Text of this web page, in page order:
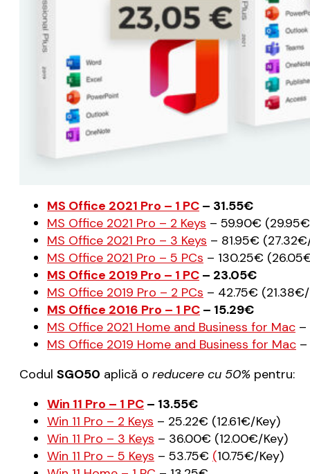
MS Office 2021 Pro – 1 PC – 31.55€
MS Office 2021 Pro – 2 Keys – 59.90€
MS Office 2021 Pro – 3 Keys – 81.95€
MS Office 2021 Pro – 5 PCs – 130.25€
MS Office 2019 Pro – 1 PC – 23.05€
MS Office 2019 Pro – 2 PCs – 42.75€
MS Office 2016 Pro – 1 PC – 15.29€
MS Office 2021 Home and Business for Mac –
MS Office 2019 Home and Business for Mac
Codul SGO50 aplică o reducere cu 50% pentru:
Win 11 Pro – 1 PC – 13.55€
Win 11 Pro – 2 Keys – 25.22€ (12.61€/Key)
Win 11 Pro – 3 Keys – 36.00€ (12.00€/Key)
Win 11 Pro – 5 Keys – 53.75€ (10.75€/Key)